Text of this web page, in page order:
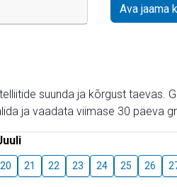
Ava jaama
suunda ja kõrgust taevas.
ja vaadata viimase 30 päeva
20 21 22 23 24 25 26